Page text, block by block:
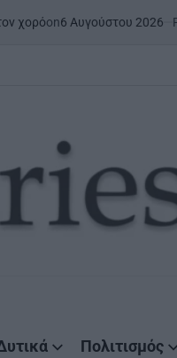
2026 Posted by
Πολιτισμός